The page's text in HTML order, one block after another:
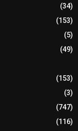
(34)
(153)
(5)
(49)
(153)
(3)
(747)
(116)